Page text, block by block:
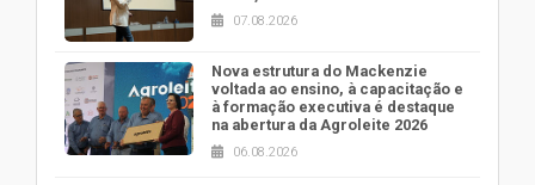
07.08.2026
Nova estrutura do Mackenzie
voltada ao ensino, à capacitação e
à formação executiva é destaque
na abertura da Agroleite 2026
06.08.2026